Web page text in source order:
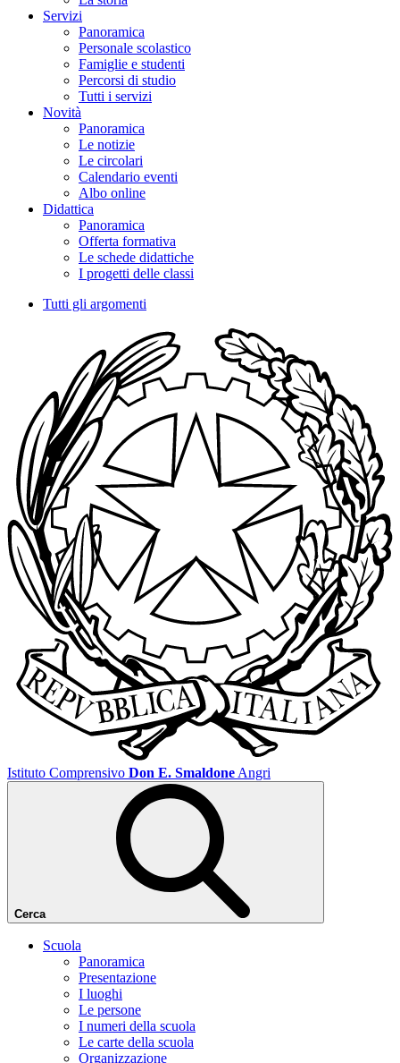
Servizi
Panoramica
Personale scolastico
Famiglie e studenti
Percorsi di studio
Tutti i servizi
Novità
Panoramica
Le notizie
Le circolari
Calendario eventi
Albo online
Didattica
Panoramica
Offerta formativa
Le schede didattiche
I progetti delle classi
Tutti gli argomenti
Istituto Comprensivo Don E. Smaldone Angri
Cerca
Scuola
Panoramica
Presentazione
I luoghi
Le persone
I numeri della scuola
Le carte della scuola
Organizzazione